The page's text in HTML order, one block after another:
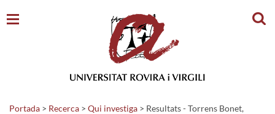
Portada > Recerca > Qui investiga > Resultats - Torrens Bonet,